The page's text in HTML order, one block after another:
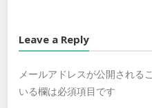
Leave a Reply
メールアドレスが公開される
いる欄は必須項目です